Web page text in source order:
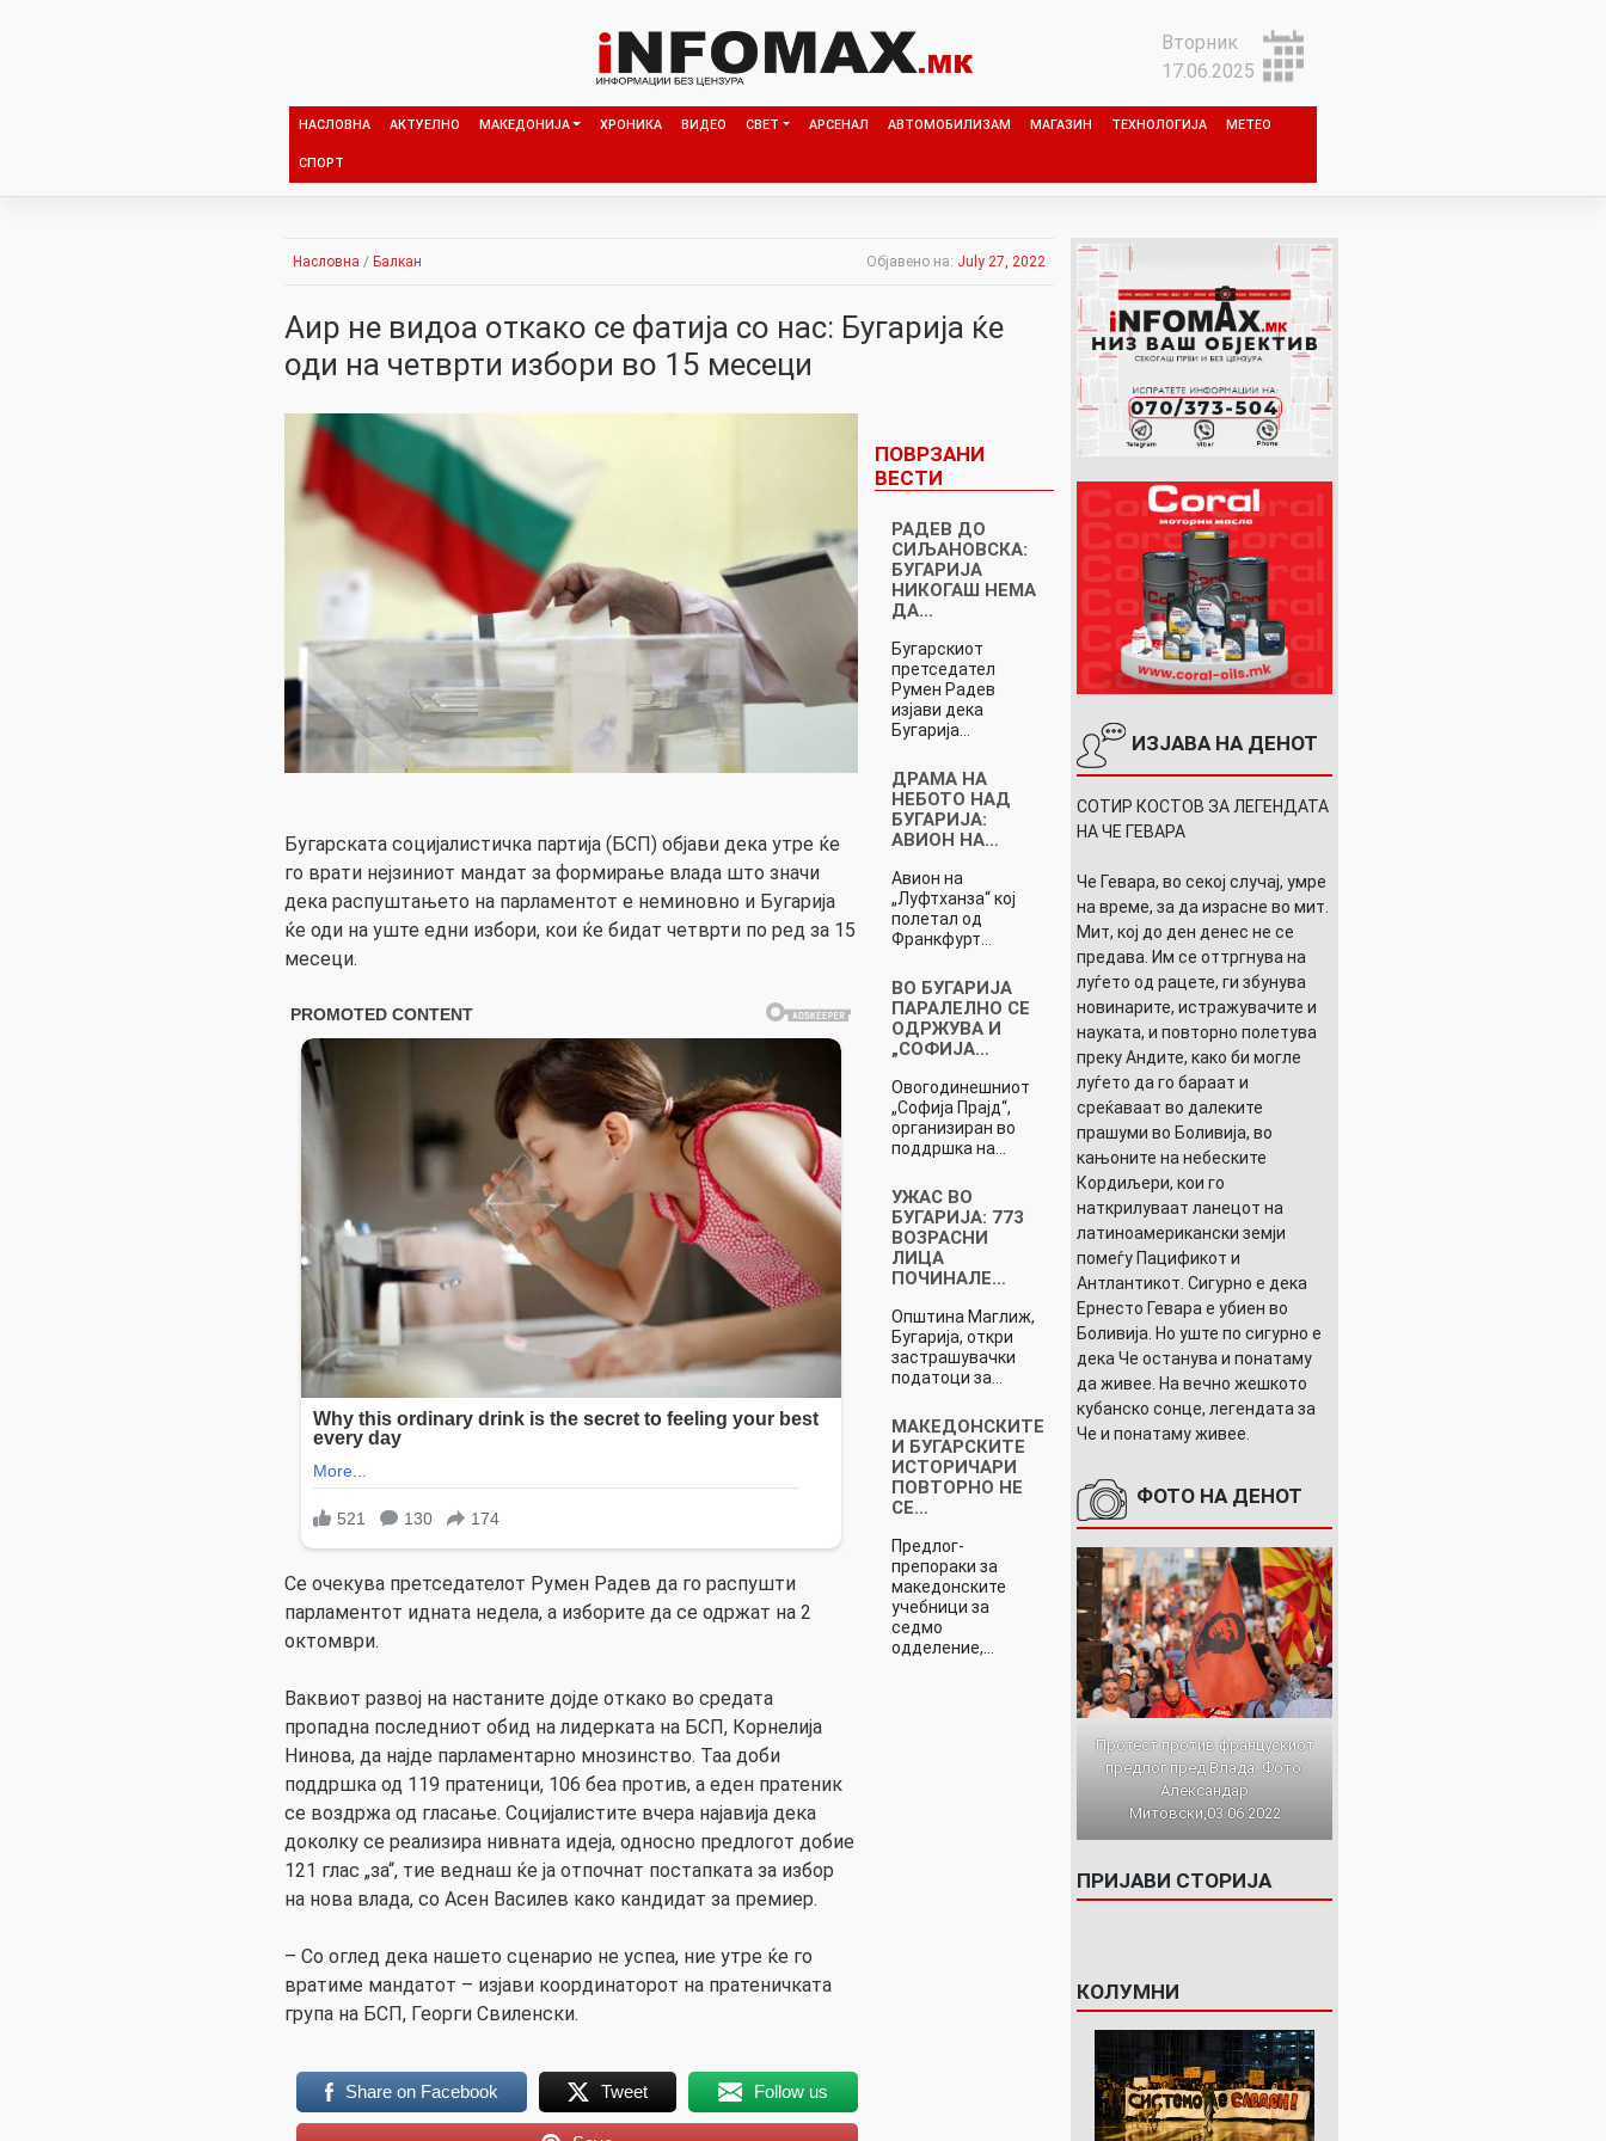
Вторник
17.06.2025
НАСЛОВНА АКТУЕЛНО МАКЕДОНИЈА ХРОНИКА ВИДЕО СВЕТ АРСЕНАЛ АВТОМОБИЛИЗАМ МАГАЗИН ТЕХНОЛОГИЈА МЕТЕО
СПОРТ
Насловна / Балкан Објавено на: July 27, 2022
Аир не видоа откако се фатија со нас: Бугарија ќе
оди на четврти избори во 15 месеци
Бугарската социјалистичка партија (БСП) објави дека утре ќе
го врати нејзиниот мандат за формирање влада што значи
дека распуштањето на парламентот е неминовно и Бугарија
ќе оди на уште едни избори, кои ќе бидат четврти по ред за 15
месеци.
Се очекува претседателот Румен Радев да го распушти
парламентот идната недела, а изборите да се одржат на 2
октомври.
Ваквиот развој на настаните дојде откако во средата
пропадна последниот обид на лидерката на БСП, Корнелија
Нинова, да најде парламентарно мнозинство. Таа доби
поддршка од 119 пратеници, 106 беа против, а еден пратеник
се воздржа од гласање. Социјалистите вчера најавија дека
доколку се реализира нивната идеја, односно предлогот добие
121 глас „за“, тие веднаш ќе ја отпочнат постапката за избор
на нова влада, со Асен Василев како кандидат за премиер.
– Со оглед дека нашето сценарио не успеа, ние утре ќе го
вратиме мандатот – изјави координаторот на пратеничката
група на БСП, Георги Свиленски.
Share on Facebook Tweet Follow us
ПОВРЗАНИ
ВЕСТИ
РАДЕВ ДО
СИЉАНОВСКА:
БУГАРИЈА
НИКОГАШ НЕМА
ДА…
Бугарскиот
претседател
Румен Радев
изјави дека
Бугарија…
ДРАМА НА
НЕБОТО НАД
БУГАРИЈА:
АВИОН НА…
Авион на
„Луфтханза“ кој
полетал од
Франкфурт…
ВО БУГАРИЈА
ПАРАЛЕЛНО СЕ
ОДРЖУВА И
„СОФИЈА…
Овогодинешниот
„Софија Прајд“,
организиран во
поддршка на…
УЖАС ВО
БУГАРИЈА: 773
ВОЗРАСНИ
ЛИЦА
ПОЧИНАЛЕ…
Општина Маглиж,
Бугарија, откри
застрашувачки
податоци за…
МАКЕДОНСКИТЕ
И БУГАРСКИТЕ
ИСТОРИЧАРИ
ПОВТОРНО НЕ
СЕ…
Предлог-
препораки за
македонските
учебници за
седмо
одделение,…
ИЗЈАВА НА ДЕНОТ
СОТИР КОСТОВ ЗА ЛЕГЕНДАТА
НА ЧЕ ГЕВАРА
Че Гевара, во секој случај, умре
на време, за да израсне во мит.
Мит, кој до ден денес не се
предава. Им се оттргнува на
луѓето од рацете, ги збунува
новинарите, истражувачите и
науката, и повторно полетува
преку Андите, како би могле
луѓето да го бараат и
среќаваат во далеките
прашуми во Боливија, во
кањоните на небеските
Кордиљери, кои го
наткрилуваат ланецот на
латиноамерикански земји
помеѓу Пацификот и
Антлантикот. Сигурно е дека
Ернесто Гевара е убиен во
Боливија. Но уште по сигурно е
дека Че останува и понатаму
да живее. На вечно жешкото
кубанско сонце, легендата за
Че и понатаму живее.
ФОТО НА ДЕНОТ
Протест против францускиот
предлог пред Влада. Фото:
Александар
Митовски,03.06.2022
ПРИЈАВИ СТОРИЈА
КОЛУМНИ